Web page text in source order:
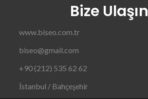
Bize Ulaşın
www.biseo.com.tr
biseo@gmail.com
+90 (212) 535 62 62
İstanbul / Bahçeşehir